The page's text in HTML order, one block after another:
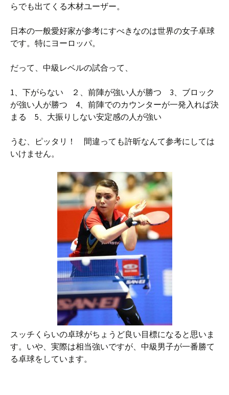
らでも出てくる木材ユーザー。
日本の一般愛好家が参考にすべきなのは世界の女子卓球
です。特にヨーロッパ。
だって、中級レベルの試合って、
1、下がらない ２、前陣が強い人が勝つ 3、ブロック
が強い人が勝つ 4、前陣でのカウンターが一発入れば決
まる 5、大振りしない安定感の人が強い
うむ、ピッタリ！ 間違っても許昕なんて参考にしては
いけません。
スッチくらいの卓球がちょうど良い目標になると思いま
す。いや、実際は相当強いですが、中級男子が一番勝て
る卓球をしています。